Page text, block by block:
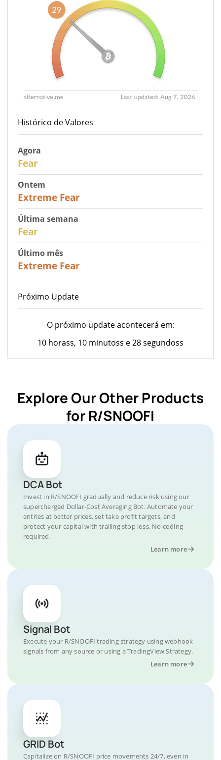
Histórico de Valores
Agora
Fear
Ontem
Extreme Fear
Última semana
Fear
Último mês
Extreme Fear
Próximo Update
O próximo update acontecerá em:
10 horass, 10 minutoss e 28 segundoss
Explore Our Other Products
for R/SNOOFI
DCA Bot
Invest in R/SNOOFI gradually and reduce risk using our
supercharged Dollar-Cost Averaging Bot. Automate your
entries at better prices, set take profit targets, and
protect your capital with trailing stop loss. No coding
required.
Learn more
Signal Bot
Execute your R/SNOOFI trading strategy using webhook
signals from any source or using a TradingView Strategy.
Learn more
GRID Bot
Capitalize on R/SNOOFI price movements 24/7, even in